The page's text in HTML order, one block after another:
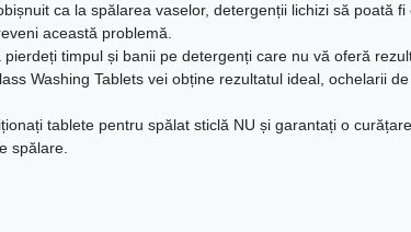
ca la spălarea vaselor, detergenții lichizi să poată
această problemă.
pierdeți timpul și banii pe detergenți care nu vă oferă
Washing Tablets vei obține rezultatul ideal, ochelarii
tablete pentru spălat sticlă NU și garantați o
spălare.